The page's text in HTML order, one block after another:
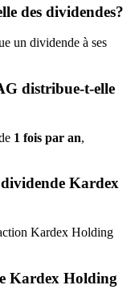
des dividendes?
un dividende à ses
distribue-t-elle
1 fois par an,
Kardex
Kardex Holding
Kardex Holding